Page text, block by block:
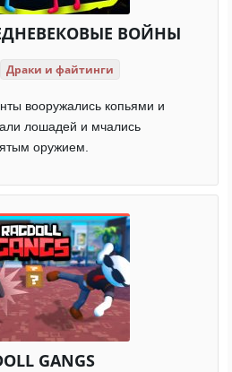
ВОЙНЫ
Драки и файтинги
вооружались копьями и
лошадей и мчались
оружием.
GANGS